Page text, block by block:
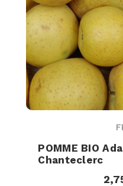
POMME BIO
Chanteclerc